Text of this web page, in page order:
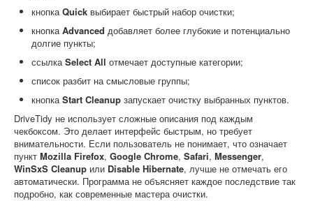
кнопкаQuick выбирает быстрый набор очистки;
кнопкаAdvanced добавляет более глубокие и потенциально
долгие пункты;
ссылкаSelect All отмечает доступные категории;
список разбит на смысловые группы;
кнопкаStart Cleanup запускает очистку выбранных пунктов.
DriveTidy не использует сложные описания под каждым
чекбоксом. Это делает интерфейс быстрым, но требует
внимательности. Если пользователь не понимает, что означает
пункт Mozilla Firefox, Google Chrome, Safari, Messenger,
WinSxS Cleanup или Disable Hibernate, лучше не отмечать его
автоматически. Программа не объясняет каждое последствие так
подробно, как современные мастера очистки.